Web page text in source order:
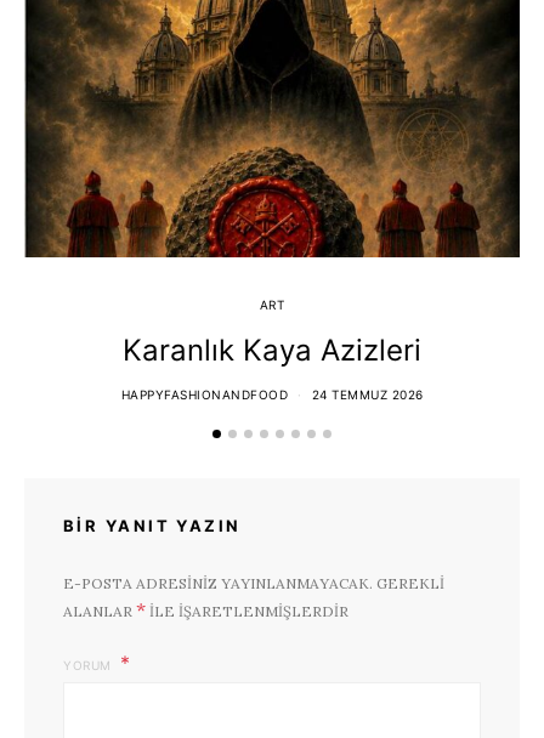
ART
Karanlık Kaya Azizleri
HAPPYFASHIONANDFOOD 24 TEMMUZ 2026
BIR YANIT YAZIN
E-POSTA ADRESINIZ YAYINLANMAYACAK. GEREKLI
ALANLAR * ILE IŞARETLENMIŞLERDIR
YORUM